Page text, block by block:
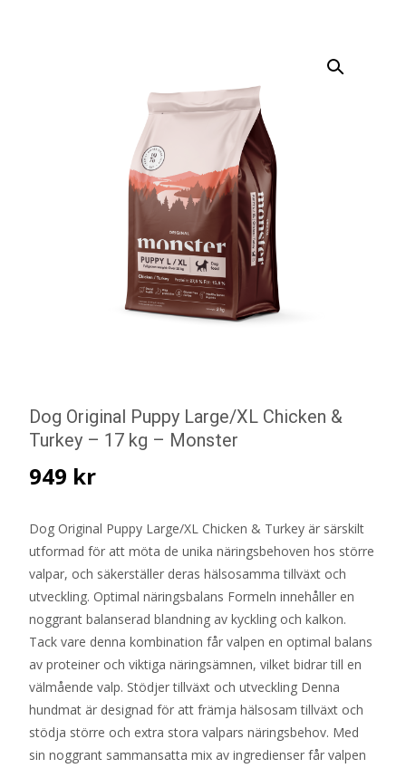
Dog Original Puppy Large/XL Chicken &
Turkey – 17 kg – Monster
949 kr
Dog Original Puppy Large/XL Chicken & Turkey är särskilt
utformad för att möta de unika näringsbehoven hos större
valpar, och säkerställer deras hälsosamma tillväxt och
utveckling. Optimal näringsbalans Formeln innehåller en
noggrant balanserad blandning av kyckling och kalkon.
Tack vare denna kombination får valpen en optimal balans
av proteiner och viktiga näringsämnen, vilket bidrar till en
välmående valp. Stödjer tillväxt och utveckling Denna
hundmat är designad för att främja hälsosam tillväxt och
stödja större och extra stora valpars näringsbehov. Med
sin noggrant sammansatta mix av ingredienser får valpen